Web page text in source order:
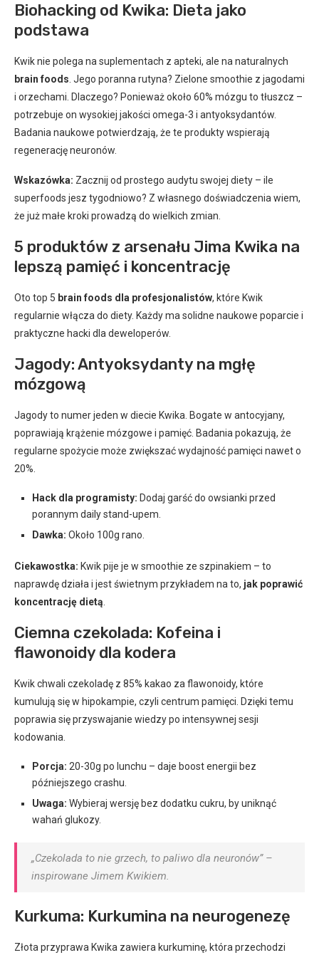
Biohacking od Kwika: Dieta jako
podstawa
Kwik nie polega na suplementach z apteki, ale na naturalnych
brain foods . Jego poranna rutyna? Zielone smoothie z jagodami
i orzechami. Dlaczego? Ponieważ około 60% mózgu to tłuszcz –
potrzebuje on wysokiej jakości omega-3 i antyoksydantów.
Badania naukowe potwierdzają, że te produkty wspierają
regenerację neuronów.
Wskazówka: Zacznij od prostego audytu swojej diety – ile
superfoods jesz tygodniowo? Z własnego doświadczenia wiem,
że już małe kroki prowadzą do wielkich zmian.
5 produktów z arsenału Jima Kwika na
lepszą pamięć i koncentrację
Oto top 5 brain foods dla profesjonalistów, które Kwik
regularnie włącza do diety. Każdy ma solidne naukowe poparcie i
praktyczne hacki dla deweloperów.
Jagody: Antyoksydanty na mgłę
mózgową
Jagody to numer jeden w diecie Kwika. Bogate w antocyjany,
poprawiają krążenie mózgowe i pamięć. Badania pokazują, że
regularne spożycie może zwiększać wydajność pamięci nawet o
20%.
Hack dla programisty: Dodaj garść do owsianki przed
porannym daily stand-upem.
Dawka: Około 100g rano.
Ciekawostka: Kwik pije je w smoothie ze szpinakiem – to
naprawdę działa i jest świetnym przykładem na to, jak poprawić
koncentrację dietą
Ciemna czekolada: Kofeina i
flawonoidy dla kodera
Kwik chwali czekoladę z 85% kakao za flawonoidy, które
kumulują się w hipokampie, czyli centrum pamięci. Dzięki temu
poprawia się przyswajanie wiedzy po intensywnej sesji
kodowania.
Porcja: 20-30g po lunchu – daje boost energii bez
późniejszego crashu.
Uwaga: Wybieraj wersję bez dodatku cukru, by uniknąć
wahań glukozy.
„Czekolada to nie grzech, to paliwo dla neuronów” –
inspirowane Jimem Kwikiem.
Kurkuma: Kurkumina na neurogenezę
Złota przyprawa Kwika zawiera kurkuminę, która przechodzi